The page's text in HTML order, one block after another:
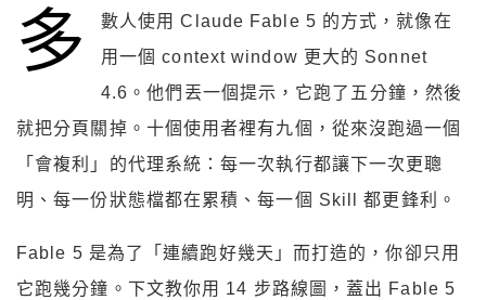
多
數人使用 Claude Fable 5 的方式，就像在
用一個 context window 更大的 Sonnet
4.6。他們丟一個提示，它跑了五分鐘，然後
就把分頁關掉。十個使用者裡有九個，從來沒跑過一個
「會複利」的代理系統：每一次執行都讓下一次更聰
明、每一份狀態檔都在累積、每一個 Skill 都更鋒利。
Fable 5 是為了「連續跑好幾天」而打造的，你卻只用
它跑幾分鐘。下文教你用 14 步路線圖，蓋出 Fable 5